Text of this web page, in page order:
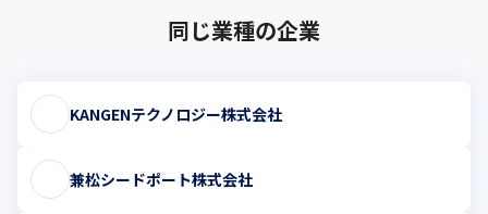
同じ業種の企業
KANGENテクノロジー株式会社
兼松シードポート株式会社